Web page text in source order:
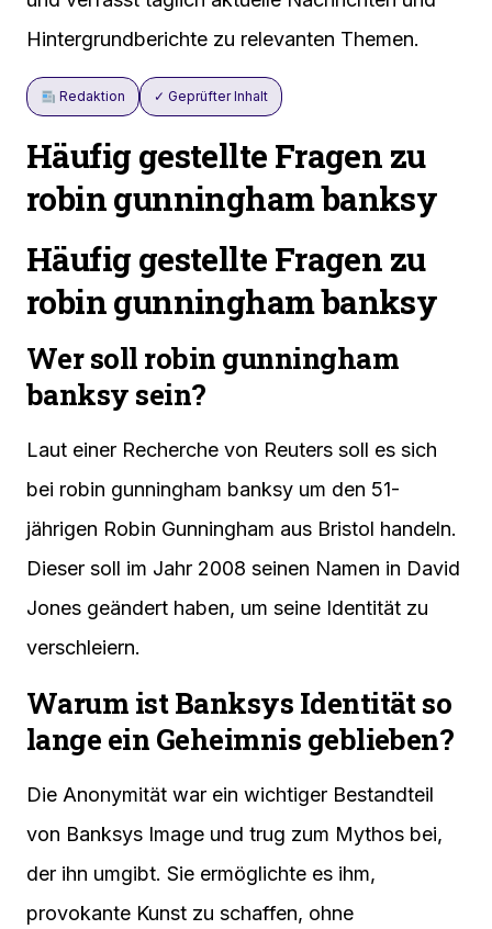
Hintergrundberichte zu relevanten Themen.
Redaktion ✓ Geprüfter Inhalt
Häufig gestellte Fragen zu
robin gunningham banksy
Häufig gestellte Fragen zu
robin gunningham banksy
Wer soll robin gunningham
banksy sein?
Laut einer Recherche von Reuters soll es sich
bei robin gunningham banksy um den 51-
jährigen Robin Gunningham aus Bristol handeln.
Dieser soll im Jahr 2008 seinen Namen in David
Jones geändert haben, um seine Identität zu
verschleiern.
Warum ist Banksys Identität so
lange ein Geheimnis geblieben?
Die Anonymität war ein wichtiger Bestandteil
von Banksys Image und trug zum Mythos bei,
der ihn umgibt. Sie ermöglichte es ihm,
provokante Kunst zu schaffen, ohne